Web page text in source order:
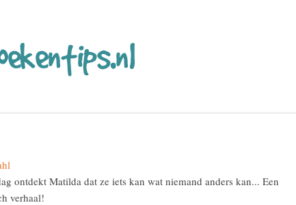
ontdekt Matilda dat ze iets kan wat niemand anders kan... Een
verhaal!